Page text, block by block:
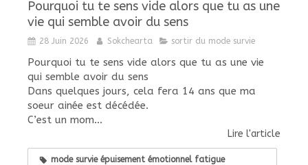
Pourquoi tu te sens vide alors que tu as une
vie qui semble avoir du sens
28 Juin 2026 Sokchearta sortir du mode survie
Pourquoi tu te sens vide alors que tu as une vie
qui semble avoir du sens
Dans quelques jours, cela fera 14 ans que ma
soeur ainée est décédée.
C’est un mom...
Lire l'article
mode survie épuisement émotionnel fatigue